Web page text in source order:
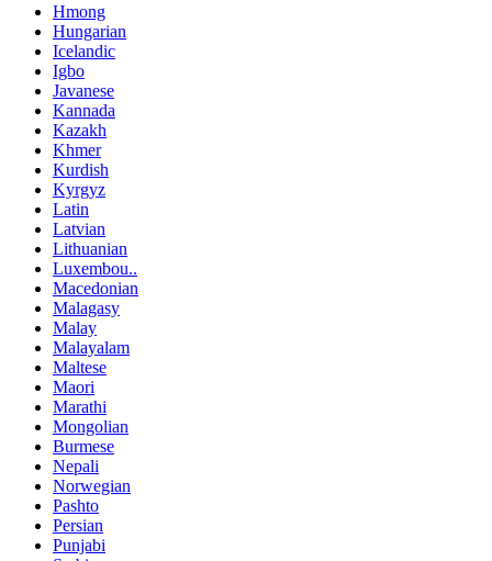
Hmong
Hungarian
Icelandic
Igbo
Javanese
Kannada
Kazakh
Khmer
Kurdish
Kyrgyz
Latin
Latvian
Lithuanian
Luxembou..
Macedonian
Malagasy
Malay
Malayalam
Maltese
Maori
Marathi
Mongolian
Burmese
Nepali
Norwegian
Pashto
Persian
Punjabi